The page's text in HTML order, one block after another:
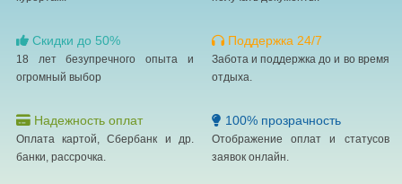
Скидки до 50%
18 лет безупречного опыта и
огромный выбор
Поддержка 24/7
Забота и поддержка до и во время
отдыха.
Надежность оплат
Оплата картой, Сбербанк и др.
банки, рассрочка.
100% прозрачность
Отображение оплат и статусов
заявок онлайн.